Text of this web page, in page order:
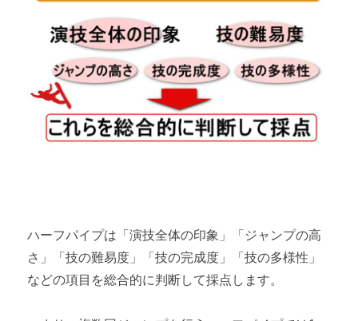
ハーフパイプは「演技全体の印象」「ジャンプの高
さ」「技の難易度」「技の完成度」「技の多様性」
などの項目を総合的に判断して採点します。